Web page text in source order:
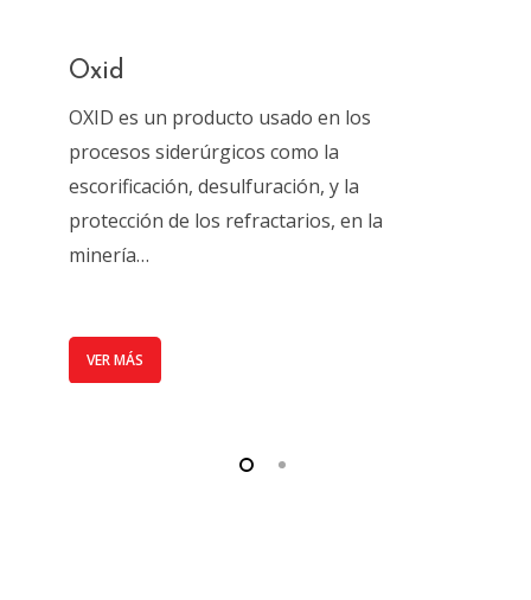
Oxid
OXID es un producto usado en los
procesos siderúrgicos como la
escorificación, desulfuración, y la
protección de los refractarios, en la
minería…
VER MÁS